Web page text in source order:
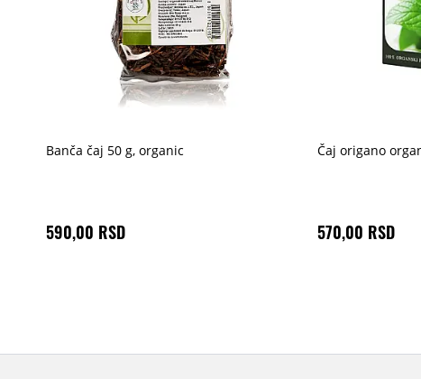
Banča čaj 50 g, organic
590,00 RSD
Čaj origano
570,00 RSD